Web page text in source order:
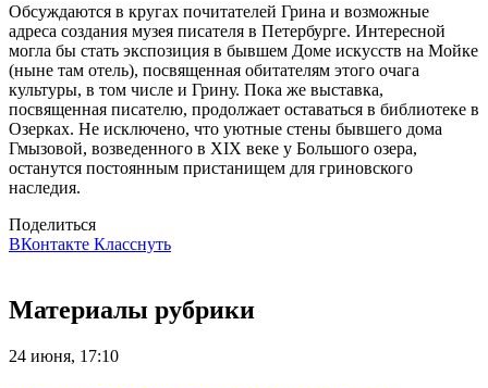
Обсуждаются в кругах почитателей Грина и возможные
адреса создания музея писателя в Петербурге. Интересной
могла бы стать экспозиция в бывшем Доме искусств на Мойке
(ныне там отель), посвященная обитателям этого очага
культуры, в том числе и Грину. Пока же выставка,
посвященная писателю, продолжает оставаться в библиотеке в
Озерках. Не исключено, что уютные стены бывшего дома
Гмызовой, возведенного в XIX веке у Большого озера,
останутся постоянным пристанищем для гриновского
наследия.
Поделиться
ВКонтакте Класснуть
Материалы рубрики
24 июня, 17:10